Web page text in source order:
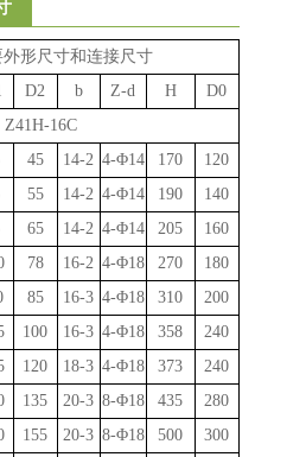
外形尺寸和连接尺寸
D2 b Z-d H
D0
Z41H-16C
45 14-2 4-Φ14 170
120
55 14-2 4-Φ14 190
140
65 14-2 4-Φ14 205
160
78 16-2 4-Φ18 270
180
85 16-3 4-Φ18 310
200
100 16-3 4-Φ18 358
240
120 18-3 4-Φ18 373
240
135 20-3 8-Φ18 435
280
155 20-3 8-Φ18 500
300